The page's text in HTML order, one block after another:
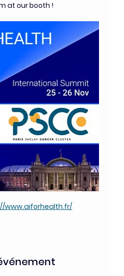
at our booth !
www.aiforhealth.fr/